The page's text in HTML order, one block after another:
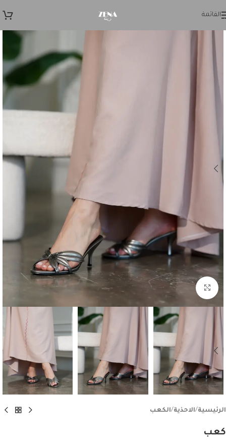
Skip to navigation
القائمة
اضغط للتكبير
الرئيسية/الاحذية/الكعب
كعب